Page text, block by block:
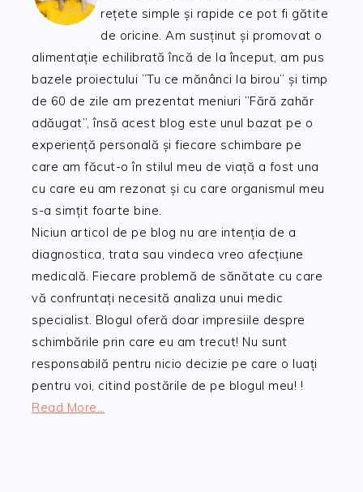
rețete simple și rapide ce pot fi gătite
de oricine. Am susținut și promovat o
alimentație echilibrată încă de la început, am pus
bazele proiectului ”Tu ce mănânci la birou” și timp
de 60 de zile am prezentat meniuri ”Fără zahăr
adăugat”, însă acest blog este unul bazat pe o
experiență personală și fiecare schimbare pe
care am făcut-o în stilul meu de viață a fost una
cu care eu am rezonat și cu care organismul meu
s-a simțit foarte bine.
Niciun articol de pe blog nu are intenția de a
diagnostica, trata sau vindeca vreo afecțiune
medicală. Fiecare problemă de sănătate cu care
vă confruntați necesită analiza unui medic
specialist. Blogul oferă doar impresiile despre
schimbările prin care eu am trecut! Nu sunt
responsabilă pentru nicio decizie pe care o luați
pentru voi, citind postările de pe blogul meu! !
Read More…